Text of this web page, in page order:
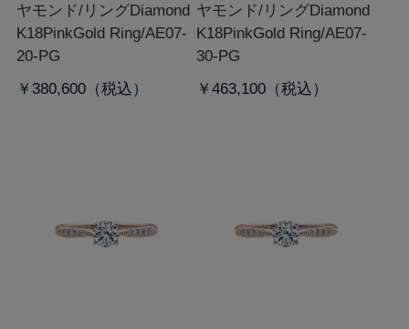
ヤモンド/リングDiamond
K18PinkGold Ring/AE07-
20-PG
￥380,600
ヤモンド/リングDiamond
K18PinkGold Ring/AE07-
30-PG
￥463,100